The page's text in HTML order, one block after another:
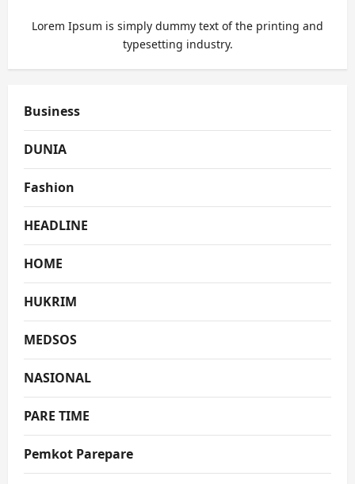
Lorem Ipsum is simply dummy text of the printing and
typesetting industry.
Business
DUNIA
Fashion
HEADLINE
HOME
HUKRIM
MEDSOS
NASIONAL
PARE TIME
Pemkot Parepare